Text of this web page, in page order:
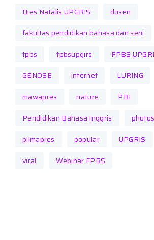
Dies Natalis UPGRIS
dosen
fakultas pendidikan bahasa dan seni
fpbs
fpbsupgirs
FPBS
GENOSE
internet LURING
mawapres
nature
PBI
Pendidikan Bahasa Inggris
pilmapres
popular UPGRIS
viral
Webinar FPBS